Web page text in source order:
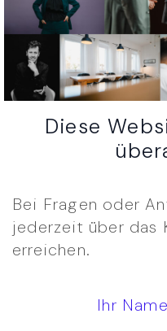
Diese
Bei Fragen oder
jederzeit über das
erreichen.
Ihr